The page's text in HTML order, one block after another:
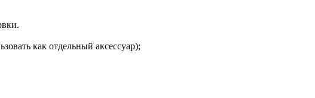
как отдельный аксессуар);